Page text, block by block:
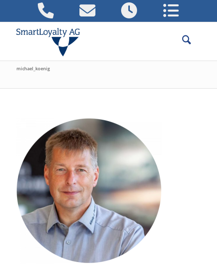
michael_koenig